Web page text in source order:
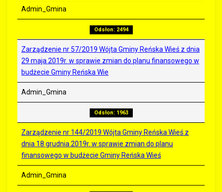
Admin_Gmina
Odsłon: 2494
Zarządzenie nr 57/2019 Wójta Gminy Reńska Wieś z dnia
29 maja 2019r. w sprawie zmian do planu finansowego w
budżecie Gminy Reńska Wie
Admin_Gmina
Odsłon: 1963
Zarządzenie nr 144/2019 Wójta Gminy Reńska Wieś z
dnia 18 grudnia 2019r. w sprawie zmian do planu
finansowego w budżecie Gminy Reńska Wieś
Admin_Gmina